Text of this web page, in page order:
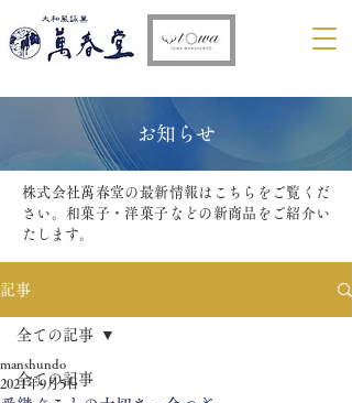
​お知らせ
株式会社萬春堂の最新情報はこちらをご覧くだ
さい。和菓子・洋菓子などの新商品をご紹介い
たします。
記事
全ての記事
全ての記事
manshundo
2021年9月5日